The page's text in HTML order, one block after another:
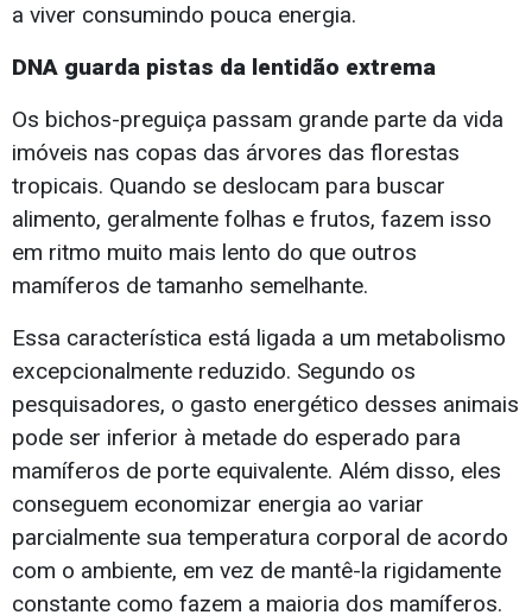
a viver consumindo pouca energia.
DNA guarda pistas da lentidão extrema
Os bichos-preguiça passam grande parte da vida
imóveis nas copas das árvores das florestas
tropicais. Quando se deslocam para buscar
alimento, geralmente folhas e frutos, fazem isso
em ritmo muito mais lento do que outros
mamíferos de tamanho semelhante.
Essa característica está ligada a um metabolismo
excepcionalmente reduzido. Segundo os
pesquisadores, o gasto energético desses animais
pode ser inferior à metade do esperado para
mamíferos de porte equivalente. Além disso, eles
conseguem economizar energia ao variar
parcialmente sua temperatura corporal de acordo
com o ambiente, em vez de mantê-la rigidamente
constante como fazem a maioria dos mamíferos.